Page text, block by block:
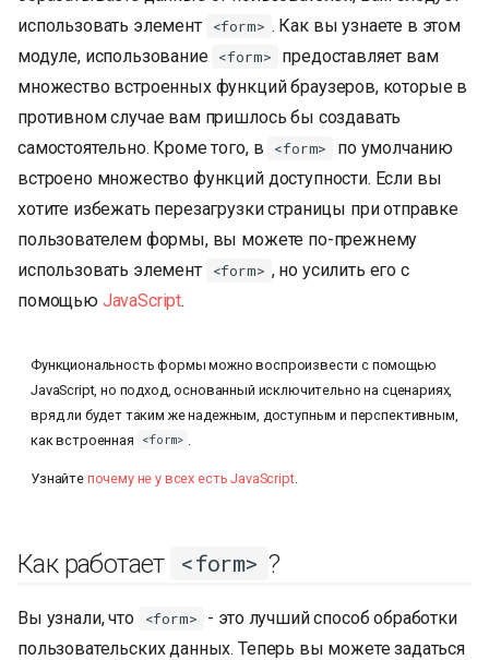
использовать элемент
<form> . Как вы узнаете в этом
модуле, использование <form>
предоставляет вам
множество встроенных функций браузеров, которые в
противном случае вам пришлось бы создавать
самостоятельно. Кроме того, в
<form>
по умолчанию
встроено множество функций доступности. Если вы
хотите избежать перезагрузки страницы при отправке
пользователем формы, вы можете по-прежнему
использовать элемент
<form> , но усилить его с
помощью JavaScript.
Функциональность формы можно воспроизвести с помощью
JavaScript, но подход, основанный исключительно на сценариях,
вряд ли будет таким же надежным, доступным и перспективным,
как встроенная
<form>
Узнайте почему не у всех есть JavaScript.
Как работает <form> ?
Вы узнали, что <form>
- это лучший способ обработки
пользовательских данных. Теперь вы можете задаться